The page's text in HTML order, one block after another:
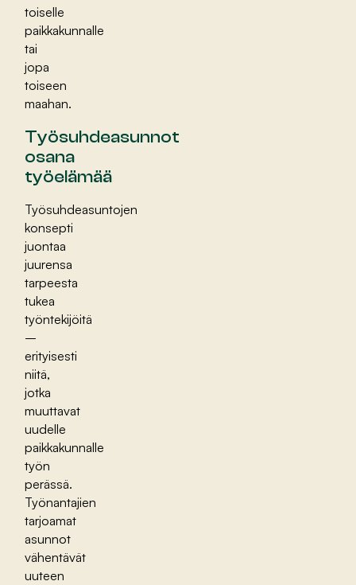
toiselle
paikkakunnalle
tai
jopa
toiseen
maahan.
Työsuhdeasunnot
osana
työelämää
Työsuhdeasuntojen
konsepti
juontaa
juurensa
tarpeesta
tukea
työntekijöitä
–
erityisesti
niitä,
jotka
muuttavat
uudelle
paikkakunnalle
työn
perässä.
Työnantajien
tarjoamat
asunnot
vähentävät
uuteen